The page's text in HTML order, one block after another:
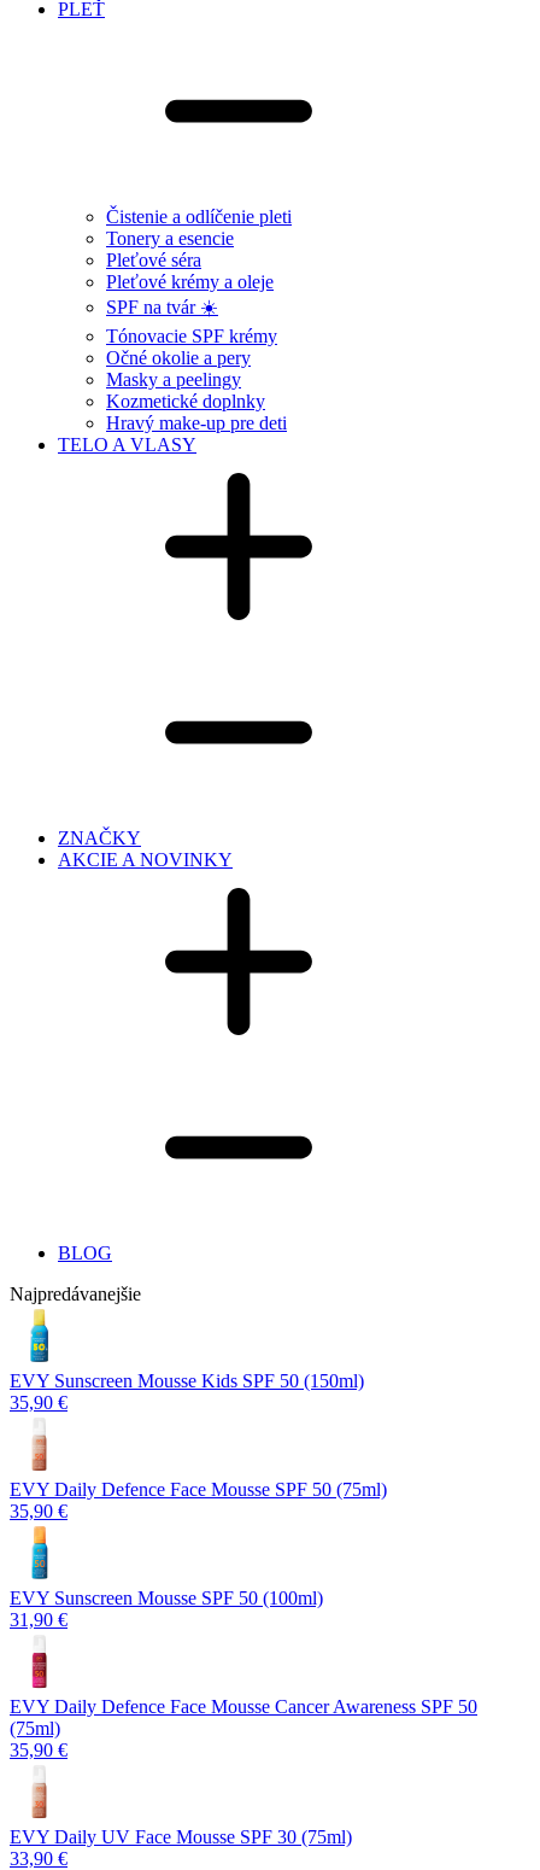
PLEŤ
Čistenie a odlíčenie pleti
Tonery a esencie
Pleťové séra
Pleťové krémy a oleje
SPF na tvár ☀️
Tónovacie SPF krémy
Očné okolie a pery
Masky a peelingy
Kozmetické doplnky
Hravý make-up pre deti
TELO A VLASY
ZNAČKY
AKCIE A NOVINKY
BLOG
Najpredávanejšie
EVY Sunscreen Mousse Kids SPF 50 (150ml)
35,90 €
EVY Daily Defence Face Mousse SPF 50 (75ml)
35,90 €
EVY Sunscreen Mousse SPF 50 (100ml)
31,90 €
EVY Daily Defence Face Mousse Cancer Awareness SPF 50
(75ml)
35,90 €
EVY Daily UV Face Mousse SPF 30 (75ml)
33,90 €